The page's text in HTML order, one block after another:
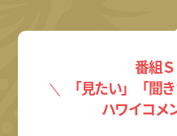
番組
「見たい」「聞
ハワイコメ